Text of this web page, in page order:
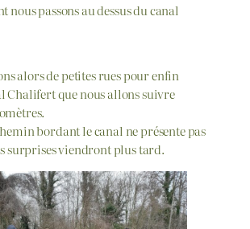
nous passons au dessus du canal
alors de petites rues pour enfin
Chalifert que nous allons suivre
bordant le canal ne présente pas
surprises viendront plus tard.